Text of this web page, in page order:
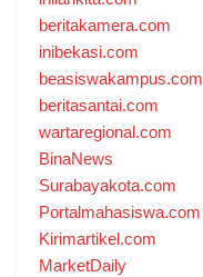
beritakamera.com
inibekasi.com
beasiswakampus.com
beritasantai.com
wartaregional.com
BinaNews
Surabayakota.com
Portalmahasiswa.com
Kirimartikel.com
MarketDaily